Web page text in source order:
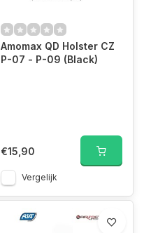
Amomax QD Holster CZ
P-07 - P-09 (Black)
€15,90
Vergelijk